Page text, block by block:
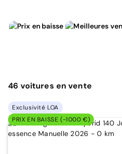
46 voitures en vente
Exclusivité LOA
PRIX EN BAISSE (-1000 €)